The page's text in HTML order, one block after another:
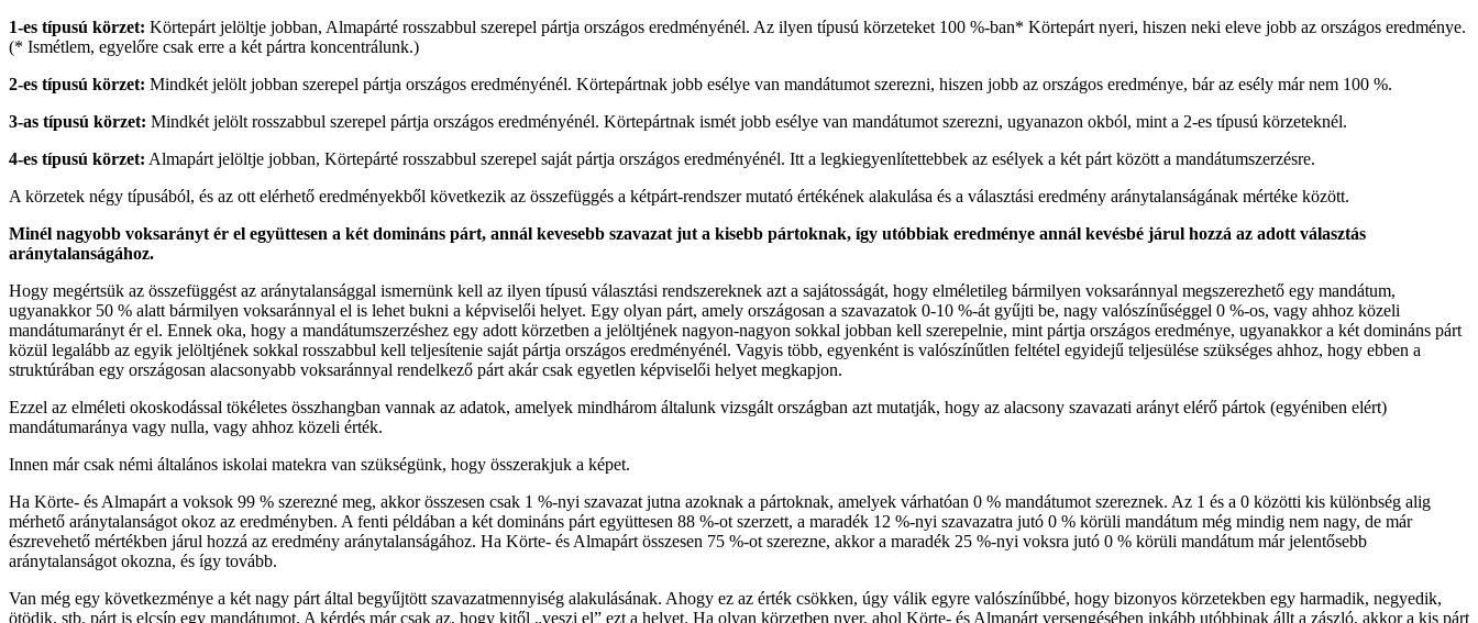
1-es típusú körzet: Körtepárt jelöltje jobban, Almapárté rosszabbul szerepel pártja országos eredményénél. Az ilyen típusú körzeteket 100 %-ban* Körtepárt nyeri, hiszen neki eleve jobb az országos eredménye.
(* Ismétlem, egyelőre csak erre a két pártra koncentrálunk.)
2-es típusú körzet: Mindkét jelölt jobban szerepel pártja országos eredményénél. Körtepártnak jobb esélye van mandátumot szerezni, hiszen jobb az országos eredménye, bár az esély már nem 100 %.
3-as típusú körzet: Mindkét jelölt rosszabbul szerepel pártja országos eredményénél. Körtepártnak ismét jobb esélye van mandátumot szerezni, ugyanazon okból, mint a 2-es típusú körzeteknél.
4-es típusú körzet: Almapárt jelöltje jobban, Körtepárté rosszabbul szerepel saját pártja országos eredményénél. Itt a legkiegyenlítettebbek az esélyek a két párt között a mandátumszerzésre.
A körzetek négy típusából, és az ott elérhető eredményekből következik az összefüggés a kétpárt-rendszer mutató értékének alakulása és a választási eredmény aránytalanságának mértéke között.
Minél nagyobb voksarányt ér el együttesen a két domináns párt, annál kevesebb szavazat jut a kisebb pártoknak, így utóbbiak eredménye annál kevésbé járul hozzá az adott választás
aránytalanságához.
Hogy megértsük az összefüggést az aránytalansággal ismernünk kell az ilyen típusú választási rendszereknek azt a sajátosságát, hogy elméletileg bármilyen voksaránnyal megszerezhető egy mandátum,
ugyanakkor 50 % alatt bármilyen voksaránnyal el is lehet bukni a képviselői helyet. Egy olyan párt, amely országosan a szavazatok 0-10 %-át gyűjti be, nagy valószínűséggel 0 %-os, vagy ahhoz közeli
mandátumarányt ér el. Ennek oka, hogy a mandátumszerzéshez egy adott körzetben a jelöltjének nagyon-nagyon sokkal jobban kell szerepelnie, mint pártja országos eredménye, ugyanakkor a két domináns párt
közül legalább az egyik jelöltjének sokkal rosszabbul kell teljesítenie saját pártja országos eredményénél. Vagyis több, egyenként is valószínűtlen feltétel egyidejű teljesülése szükséges ahhoz, hogy ebben a
struktúrában egy országosan alacsonyabb voksaránnyal rendelkező párt akár csak egyetlen képviselői helyet megkapjon.
Ezzel az elméleti okoskodással tökéletes összhangban vannak az adatok, amelyek mindhárom általunk vizsgált országban azt mutatják, hogy az alacsony szavazati arányt elérő pártok (egyéniben elért)
mandátumaránya vagy nulla, vagy ahhoz közeli érték.
Innen már csak némi általános iskolai matekra van szükségünk, hogy összerakjuk a képet.
Ha Körte- és Almapárt a voksok 99 % szerezné meg, akkor összesen csak 1 %-nyi szavazat jutna azoknak a pártoknak, amelyek várhatóan 0 % mandátumot szereznek. Az 1 és a 0 közötti kis különbség alig
mérhető aránytalanságot okoz az eredményben. A fenti példában a két domináns párt együttesen 88 %-ot szerzett, a maradék 12 %-nyi szavazatra jutó 0 % körüli mandátum még mindig nem nagy, de már
észrevehető mértékben járul hozzá az eredmény aránytalanságához. Ha Körte- és Almapárt összesen 75 %-ot szerezne, akkor a maradék 25 %-nyi voksra jutó 0 % körüli mandátum már jelentősebb
aránytalanságot okozna, és így tovább.
Van még egy következménye a két nagy párt által begyűjtött szavazatmennyiség alakulásának. Ahogy ez az érték csökken, úgy válik egyre valószínűbbé, hogy bizonyos körzetekben egy harmadik, negyedik,
ötödik, stb. párt is elcsíp egy mandátumot. A kérdés már csak az, hogy kitől „veszi el” ezt a helyet. Ha olyan körzetben nyer, ahol Körte- és Almapárt versengésében inkább utóbbinak állt a zászló, akkor a kis párt